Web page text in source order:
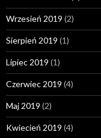
Wrzesień 2019 (2)
Sierpień 2019 (1)
Lipiec 2019 (1)
Czerwiec 2019 (4)
Maj 2019 (2)
Kwiecień 2019 (4)